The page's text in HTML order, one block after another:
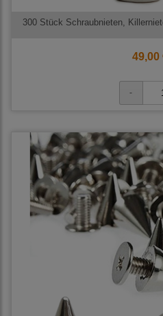
300 Stück Schraubnieten,
49,00